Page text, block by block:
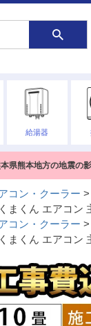
給湯器
県熊本地方の地震の
コン・クーラー
まくん エアコン
コン・クーラー
まくん エアコン